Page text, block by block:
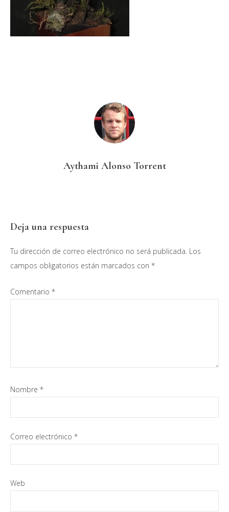
Aythami Alonso Torrent
Interacciones
con
los
Deja una respuesta
Tu dirección de correo electrónico no será publicada. Los
campos obligatorios están marcados con *
Comentario *
Nombre *
Correo electrónico *
Web